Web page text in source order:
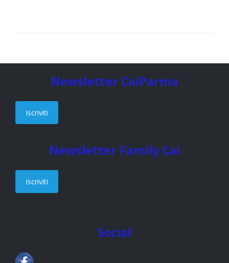
Newsletter CaiParma
Iscriviti
Newsletter Family Cai
Iscriviti
Social